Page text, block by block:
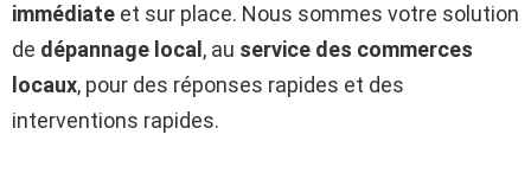
immédiate et sur place. Nous sommes votre solution
de dépannage local , au service des commerces
locaux, pour des réponses rapides et des
interventions rapides.